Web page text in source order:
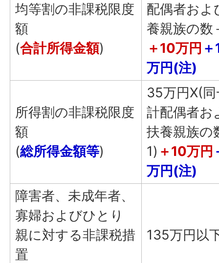
均等割の非課税限度
額
(合計所得金額)
配偶者およ
養親族の数
＋10万円
万円(注)
所得割の非課税限度
額
(総所得金額等)
35万円X(
計配偶者お
扶養親族の
1) ＋10万円
万円(注)
障害者、未成年者、
寡婦およびひとり
親に対する非課税措
置
135万円以